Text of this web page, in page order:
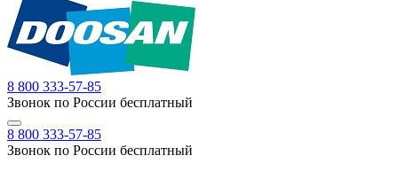
8 800 333-57-85
Звонок по России бесплатный
8 800 333-57-85
Звонок по России бесплатный